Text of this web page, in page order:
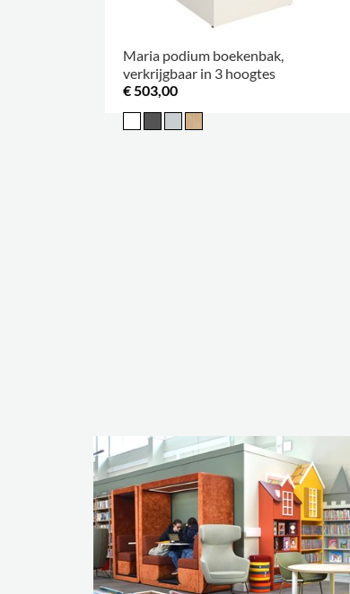
Maria podium boekenbak,
verkrijgbaar in 3 hoogtes
€ 503,00